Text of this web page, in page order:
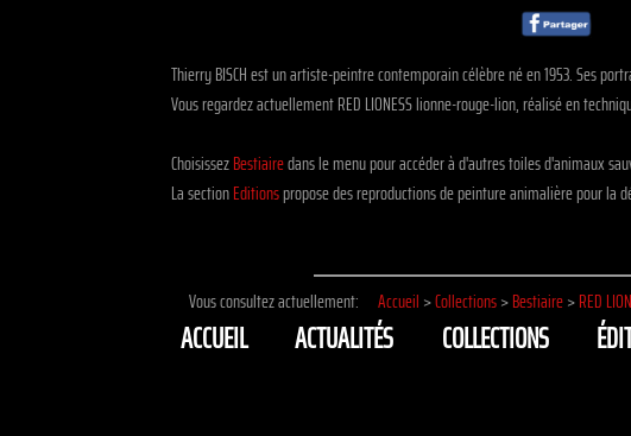
Thierry BISCH est un artiste-peintre contemporain célèbre né en 1953. Ses
Vous regardez actuellement RED LIONESS lionne-rouge-lion, réalisé en
ChoisissezBestiairedans le menu pour accéder à d'autres toiles d'animaux
La sectionEditionspropose des reproductions de peinture animalière pour la
Vous consultez actuellement: Accueil >Collections>Bestiaire>RED
ACCUEIL ACTUALITÉS COLLECTIONS